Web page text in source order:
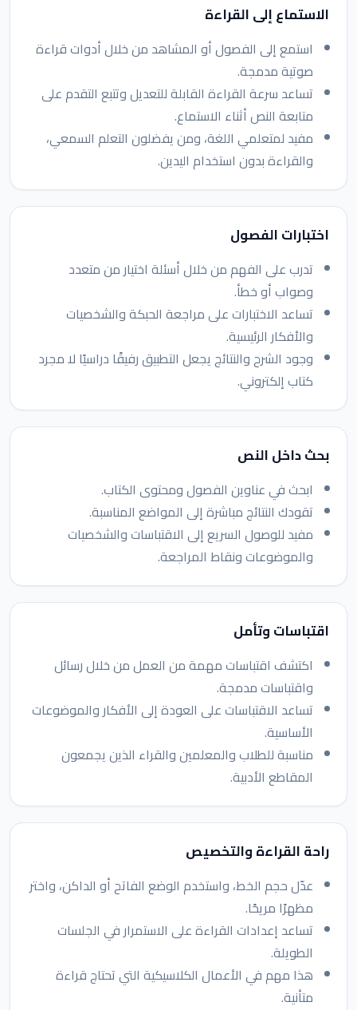
الاستماع إلى القراءة
استمع إلى الفصول أو المشاهد من خلال أدوات قراءة
صوتية مدمجة.
تساعد سرعة القراءة القابلة للتعديل وتتبع التقدم على
متابعة النص أثناء الاستماع.
مفيد لمتعلمي اللغة، ومن يفضلون التعلم السمعي،
والقراءة بدون استخدام اليدين.
اختبارات الفصول
تدرب على الفهم من خلال أسئلة اختيار من متعدد
وصواب أو خطأ.
تساعد الاختبارات على مراجعة الحبكة والشخصيات
والأفكار الرئيسية.
وجود الشرح والنتائج يجعل التطبيق رفيقًا دراسيًا لا مجرد
كتاب إلكتروني.
بحث داخل النص
ابحث في عناوين الفصول ومحتوى الكتاب.
تقودك النتائج مباشرة إلى المواضع المناسبة.
مفيد للوصول السريع إلى الاقتباسات والشخصيات
والموضوعات ونقاط المراجعة.
اقتباسات وتأمل
اكتشف اقتباسات مهمة من العمل من خلال رسائل
واقتباسات مدمجة.
تساعد الاقتباسات على العودة إلى الأفكار والموضوعات
الأساسية.
مناسبة للطلاب والمعلمين والقراء الذين يجمعون
المقاطع الأدبية.
راحة القراءة والتخصيص
عدّل حجم الخط، واستخدم الوضع الفاتح أو الداكن، واختر
مظهرًا مريحًا.
تساعد إعدادات القراءة على الاستمرار في الجلسات
الطويلة.
هذا مهم في الأعمال الكلاسيكية التي تحتاج قراءة
متأنية.